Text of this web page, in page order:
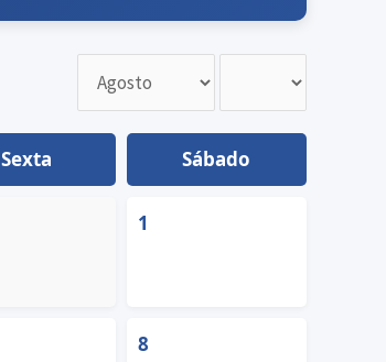
Sexta Sábado
1
8